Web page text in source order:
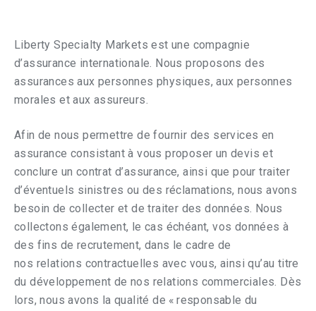
Liberty Specialty Markets est une compagnie
d’assurance internationale. Nous proposons des
assurances aux personnes physiques, aux personnes
morales et aux assureurs.
Afin de nous permettre de fournir des services en
assurance consistant à vous proposer un devis et
conclure un contrat d’assurance, ainsi que pour traiter
d’éventuels sinistres ou des réclamations, nous avons
besoin de collecter et de traiter des données. Nous
collectons également, le cas échéant, vos données à
des fins de recrutement, dans le cadre de
nos relations contractuelles avec vous, ainsi qu’au titre
du développement de nos relations commerciales. Dès
lors, nous avons la qualité de « responsable du